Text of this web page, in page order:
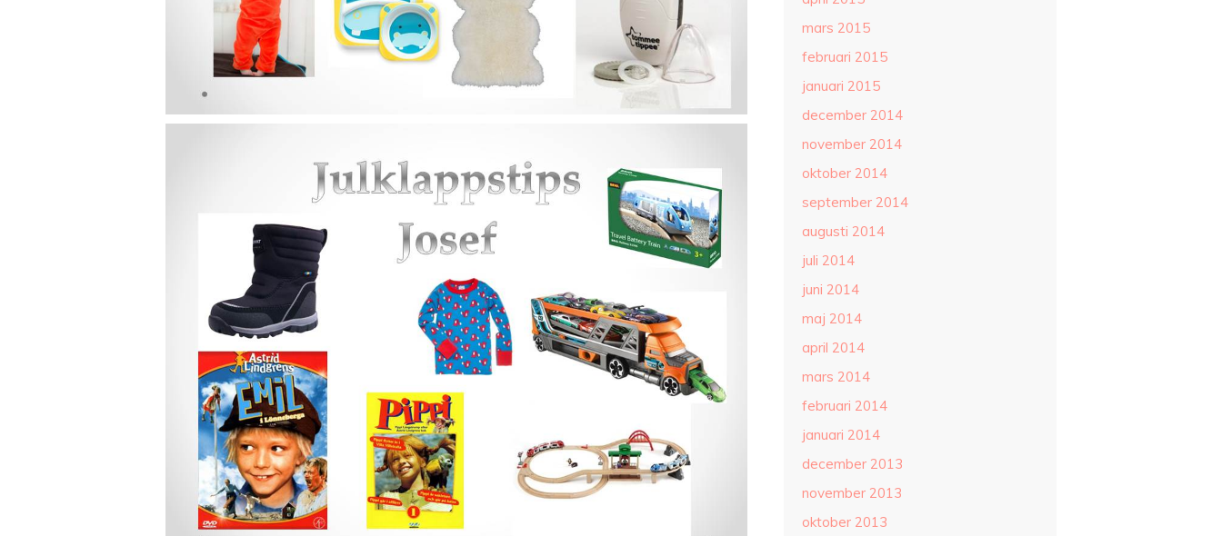
mars 2015
februari 2015
januari 2015
december 2014
november 2014
oktober 2014
september 2014
augusti 2014
juli 2014
juni 2014
maj 2014
april 2014
mars 2014
februari 2014
januari 2014
december 2013
november 2013
oktober 2013